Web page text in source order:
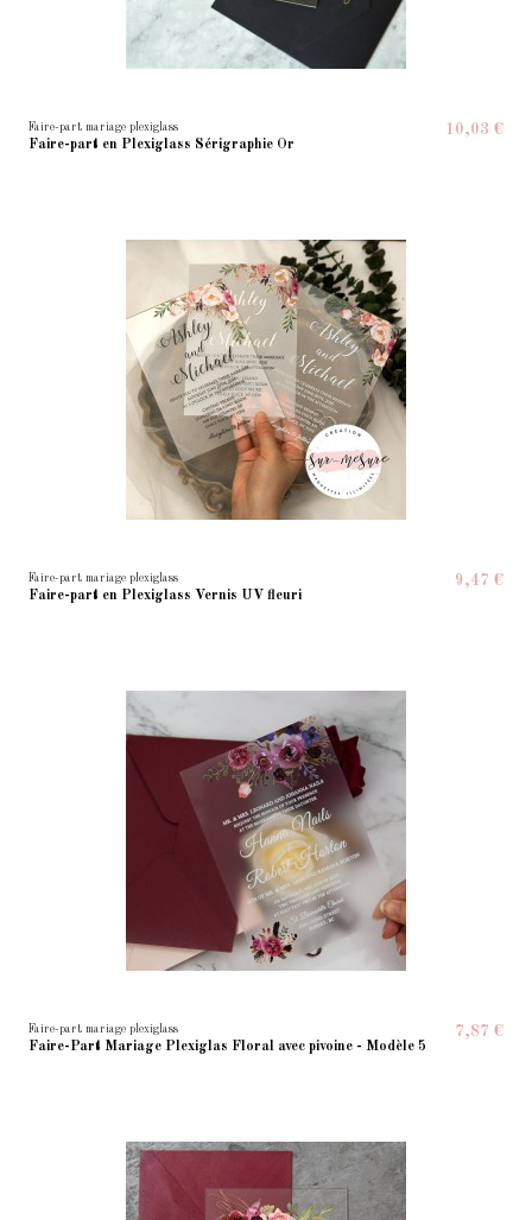
Faire-part mariage plexiglass
Faire-part en Plexiglass Sérigraphie Or
10,03 €
Faire-part mariage plexiglass
Faire-part en Plexiglass Vernis UV fleuri
9,47 €
Faire-part mariage plexiglass
Faire-Part Mariage Plexiglas Floral avec pivoine - Modèle 5
7,87 €